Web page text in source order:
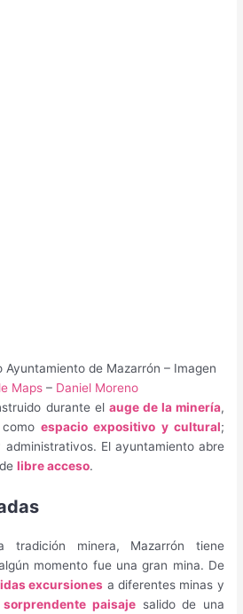
Ayuntamiento de Mazarrón – Imagen
Maps – Daniel Moreno
durante el auge de la minería,
espacio expositivo y cultural;
El ayuntamiento abre
libre acceso.
tradición minera, Mazarrón tiene
momento fue una gran mina. De
excursiones a diferentes minas y
sorprendente paisajesalido de una